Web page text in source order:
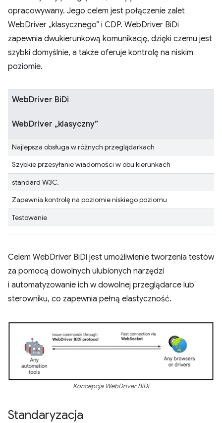
opracowywany. Jego celem jest połączenie zalet
WebDriver „klasycznego” i CDP. WebDriver BiDi
zapewnia dwukierunkową komunikację, dzięki czemu jest
szybki domyślnie, a także oferuje kontrolę na niskim
poziomie.
WebDriver BiDi
WebDriver „klasyczny”
Najlepsza obsługa w różnych przeglądarkach
Szybkie przesyłanie wiadomości w obu kierunkach
standard W3C,
Zapewnia kontrolę na poziomie niskiego poziomu
Testowanie
Celem WebDriver BiDi jest umożliwienie tworzenia testów
za pomocą dowolnych ulubionych narzędzi
i automatyzowanie ich w dowolnej przeglądarce lub
sterowniku, co zapewnia pełną elastyczność.
Koncepcja WebDriver BiDi
Standaryzacja